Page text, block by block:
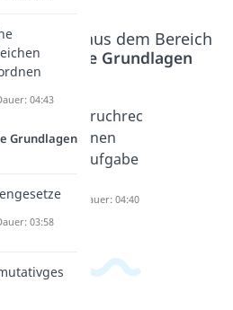
Inhalte aus dem Bereich
Grundlagen
erweiter
Bruchrec
hnen
Aufgabe
Dauer: 04:40
04:43
Grundlagen
03:58